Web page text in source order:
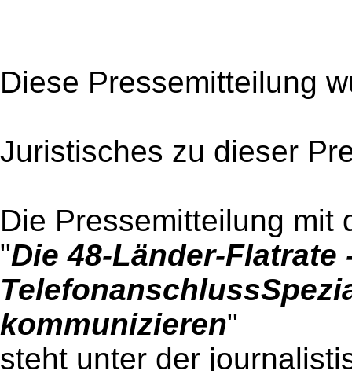
Diese Pressemitteilung
Juristisches zu dieser
Die Pressemitteilung mit
"Die 48-Länder-Flatrate
kommunizieren"
steht unter der